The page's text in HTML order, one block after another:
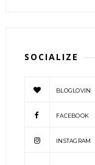
SOCIALIZE
BLOGLOVIN
FACEBOOK
INSTAGRAM